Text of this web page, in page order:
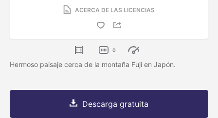
ACERCA DE LAS LICENCIAS
0
Hermoso paisaje cerca de la montaña Fuji en Japón.
Descarga gratuita